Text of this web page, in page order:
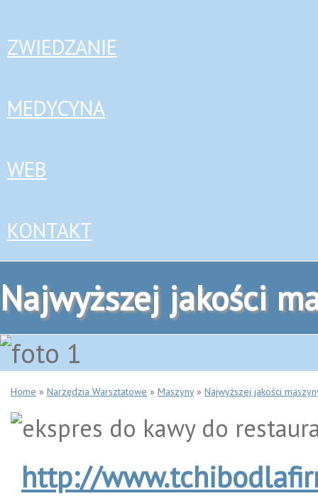
ZWIEDZANIE
MEDYCYNA
WEB
KONTAKT
Najwyższej jakości
Home » Narzędzia Warsztatowe » Maszyny» Najwyższej jakości
http://